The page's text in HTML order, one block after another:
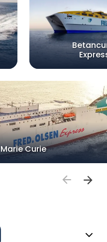
Marie Curie